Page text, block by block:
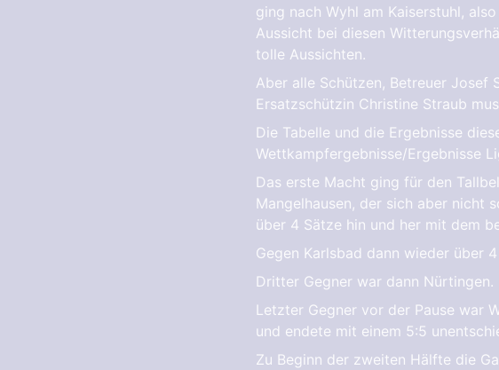
ging nach Wyhl am Kaiserstuhl,
Aussicht bei diesen
tolle Aussichten.
Aber alle Schützen, Betreuer Josef
Ersatzschützin Christine Straub
Die Tabelle und die Ergebnisse
Wettkampfergebnisse/Ergebnisse
Das erste Macht ging für den
Mangelhausen, der sich aber nicht
über 4 Sätze hin und her mit dem
Gegen Karlsbad dann wieder über
Dritter Gegner war dann Nürtingen.
Letzter Gegner vor der Pause war
und endete mit einem 5:5
Zu Beginn der zweiten Hälfte die